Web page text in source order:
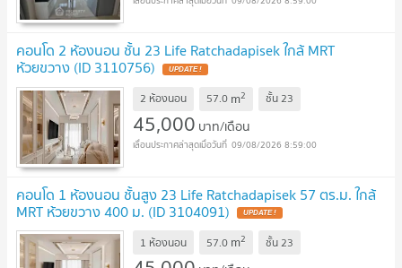
คอนโด 2 ห้องนอน ชั้น 23 Life Ratchadapisek ใกล้ MRT
ห้วยขวาง (ID 3110756) UPDATE !
2 ห้องนอน 57.0 m2 ชั้น23
45,000 บาท/เดือน
09/08/2026 8:59:00
คอนโด 1 ห้องนอน ชั้นสูง 23 Life Ratchadapisek 57 ตร.ม. ใกล้
MRT ห้วยขวาง 400 ม. (ID 3104091) UPDATE !
1 ห้องนอน 57.0 m2 ชั้น23